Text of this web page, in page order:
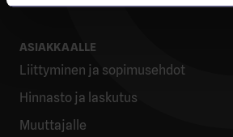
ASIAKKAALLE
Liittyminen ja sopimusehdot
Hinnasto ja laskutus
Muuttajalle